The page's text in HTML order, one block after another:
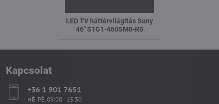
LED TV háttérvilágítás Sony
46" S1G1-460SM0-R0
Kapcsolat
+36 1 901 7651
HÉ-PÉ, 09:00 - 15:30